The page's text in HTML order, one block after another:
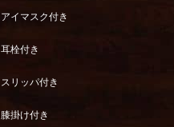
アイマスク付き
耳栓付き
スリッパ付き
膝掛け付き